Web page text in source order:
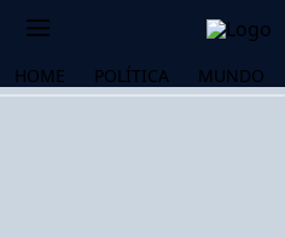
HOME POLÍTICA MUNDO